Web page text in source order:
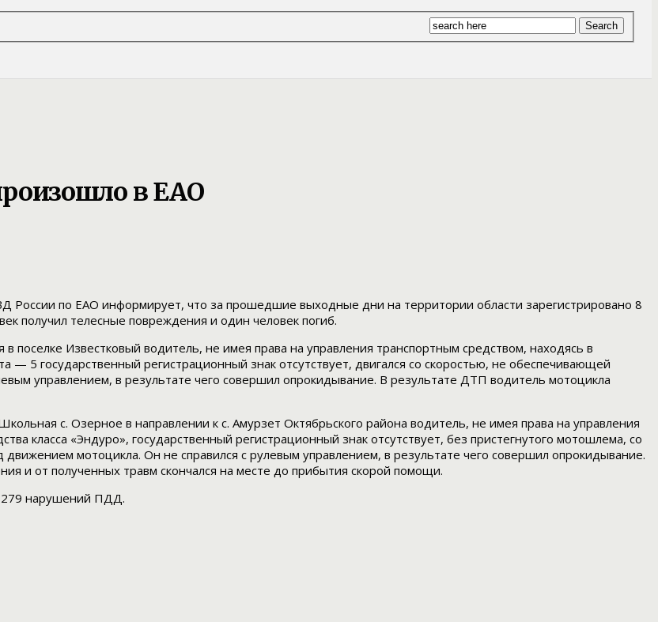
в ЕАО
России по ЕАО информирует, что за прошедшие выходные дни на территории области зарегистрировано 8
получил телесные повреждения и один человек погиб.
Известковый водитель, не имея права на управления транспортным средством, находясь в
— 5 государственный регистрационный знак отсутствует, двигался со скоростью, не обеспечивающей
управлением, в результате чего совершил опрокидывание. В результате ДТП водитель мотоцикла
с. Озерное в направлении к с. Амурзет Октябрьского района водитель, не имея права на управления
класса «Эндуро», государственный регистрационный знак отсутствует, без пристегнутого мотошлема, со
мотоцикла. Он не справился с рулевым управлением, в результате чего совершил опрокидывание.
и от полученных травм скончался на месте до прибытия скорой помощи.
нарушений ПДД.